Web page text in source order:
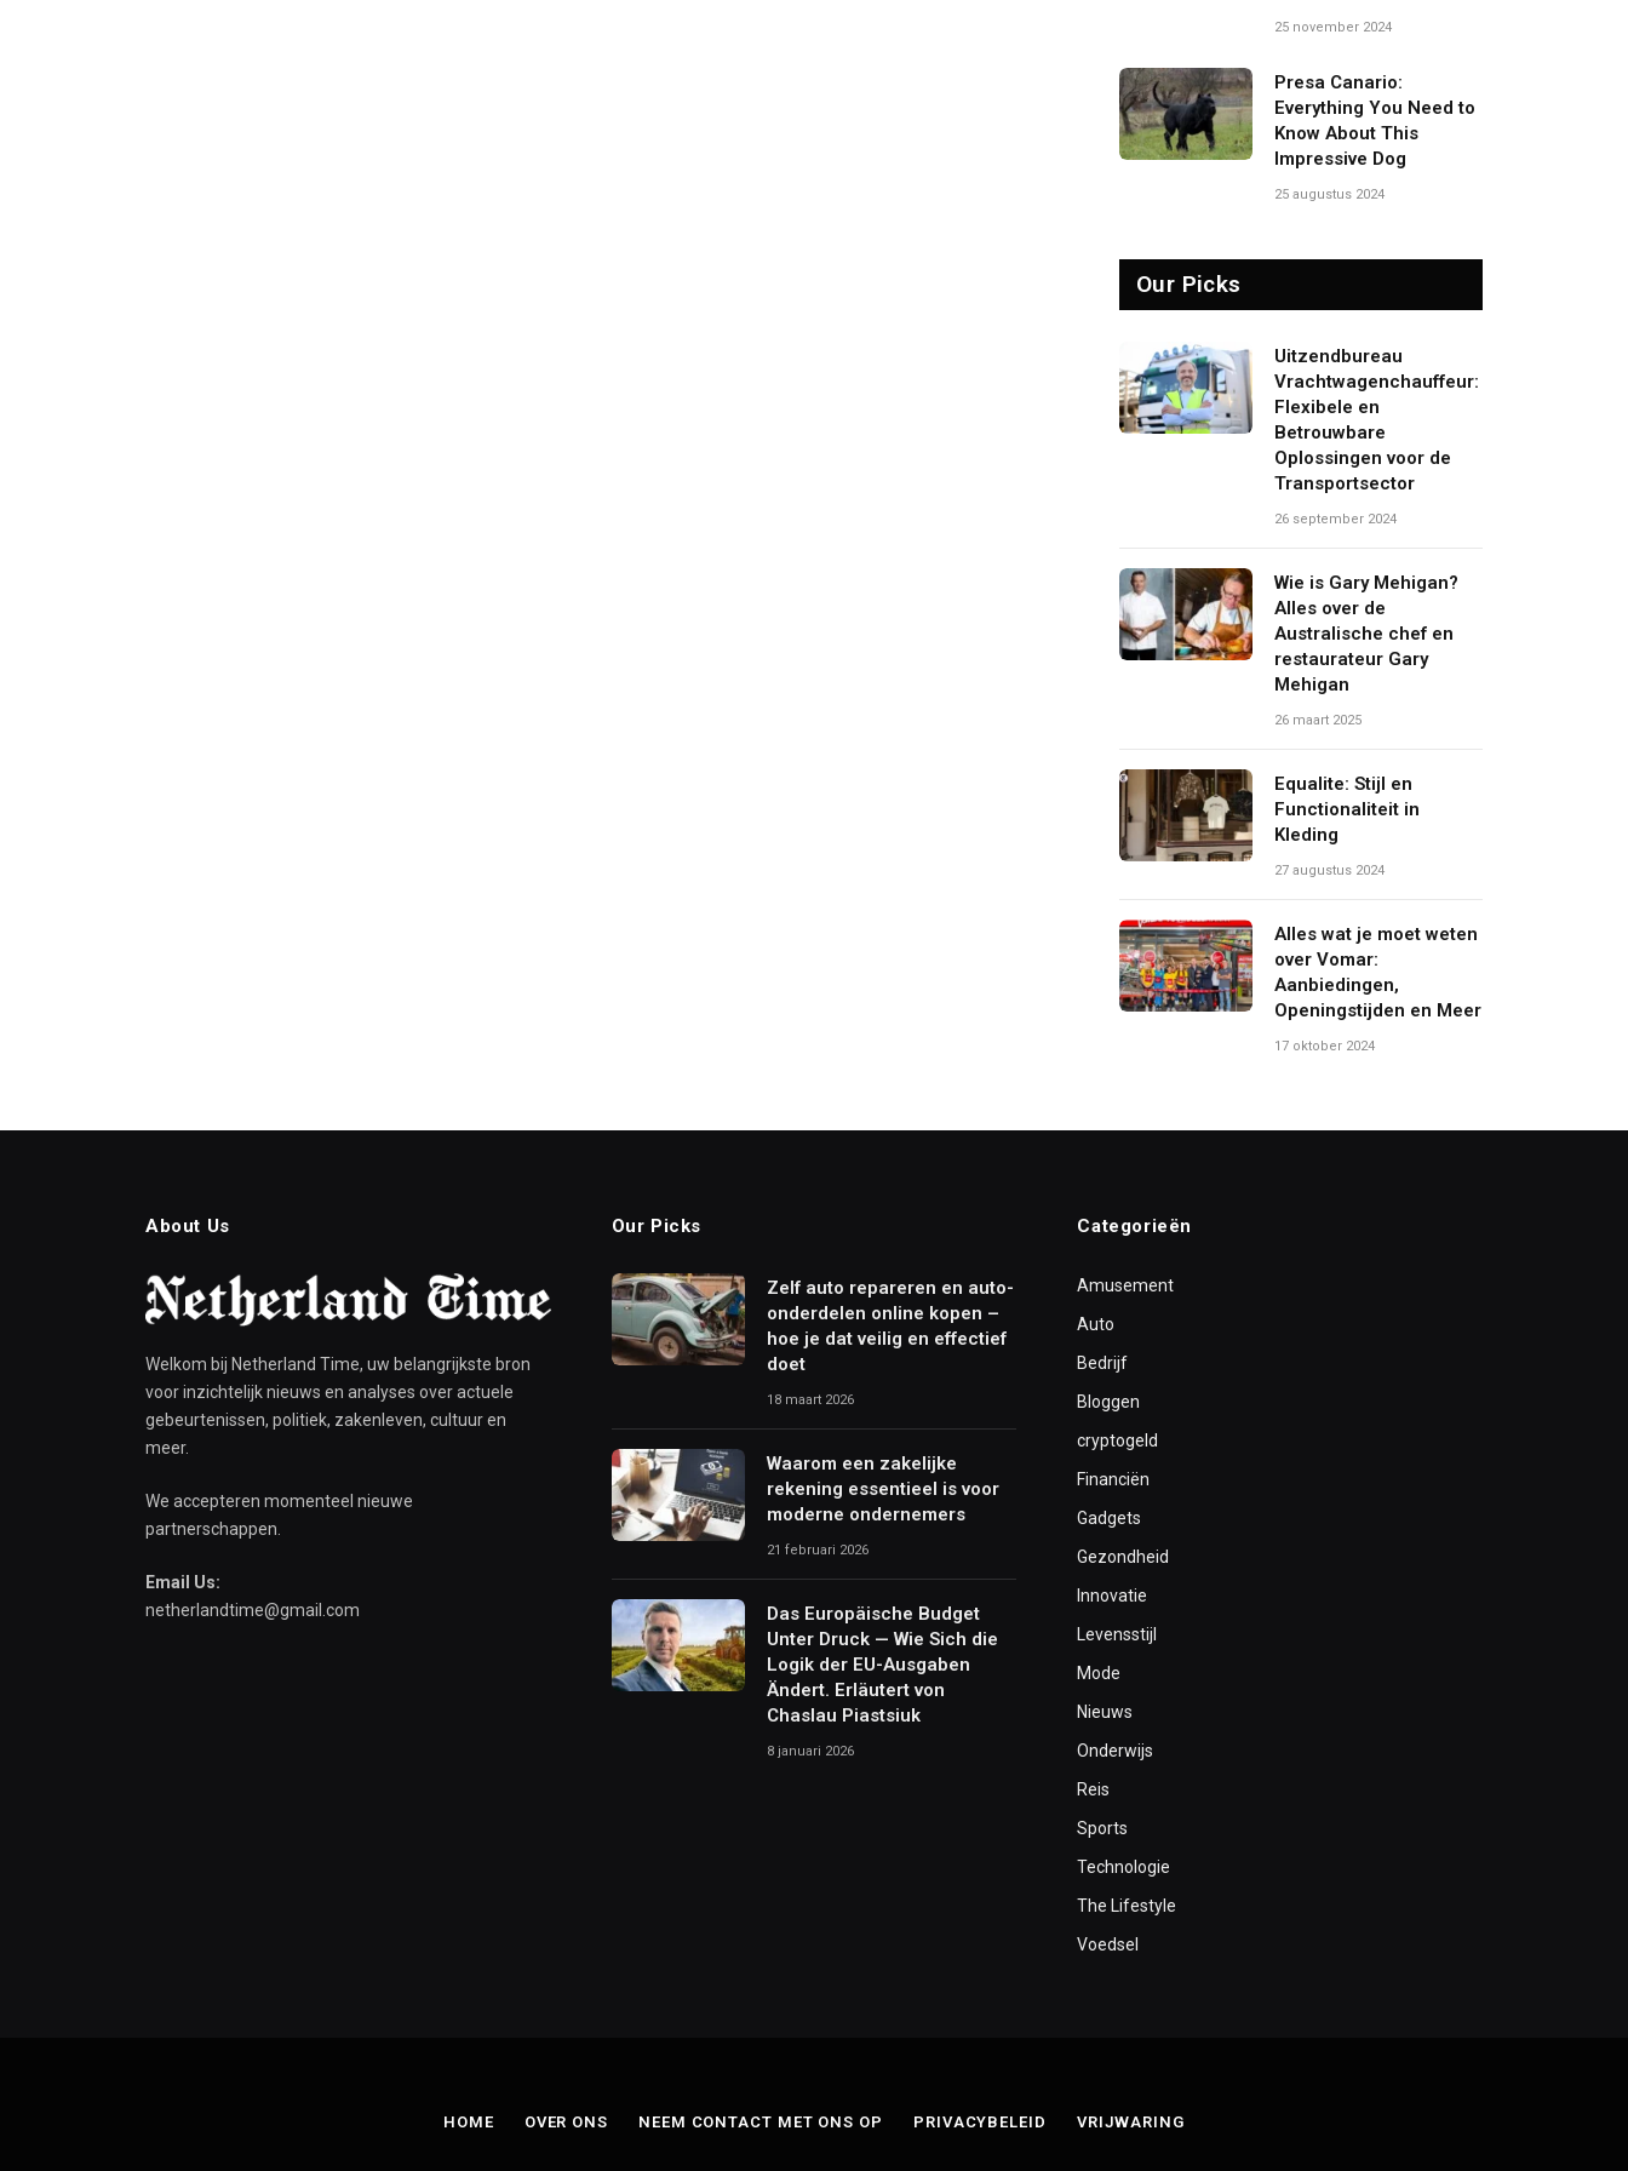
25 november 2024
Presa Canario:
Everything You Need to
Know About This
Impressive Dog
25 augustus 2024
Our Picks
Uitzendbureau
Vrachtwagenchauffeur:
Flexibele en
Betrouwbare
Oplossingen voor de
Transportsector
26 september 2024
Wie is Gary Mehigan?
Alles over de
Australische chef en
restaurateur Gary
Mehigan
26 maart 2025
Equalite: Stijl en
Functionaliteit in
Kleding
27 augustus 2024
Alles wat je moet weten
over Vomar:
Aanbiedingen,
Openingstijden en Meer
17 oktober 2024
About Us
Welkom bij Netherland Time, uw belangrijkste bron
voor inzichtelijk nieuws en analyses over actuele
gebeurtenissen, politiek, zakenleven, cultuur en
meer.
We accepteren momenteel nieuwe
partnerschappen.
Email Us:
netherlandtime@gmail.com
Our Picks
Zelf auto repareren en auto-
onderdelen online kopen –
hoe je dat veilig en effectief
doet
18 maart 2026
Waarom een zakelijke
rekening essentieel is voor
moderne ondernemers
21 februari 2026
Das Europäische Budget
Unter Druck — Wie Sich die
Logik der EU-Ausgaben
Ändert. Erläutert von
Chaslau Piastsiuk
8 januari 2026
Categorieën
Amusement
Auto
Bedrijf
Bloggen
cryptogeld
Financiën
Gadgets
Gezondheid
Innovatie
Levensstijl
Mode
Nieuws
Onderwijs
Reis
Sports
Technologie
The Lifestyle
Voedsel
HOME OVER ONS NEEM CONTACT MET ONS OP PRIVACYBELEID VRIJWARING